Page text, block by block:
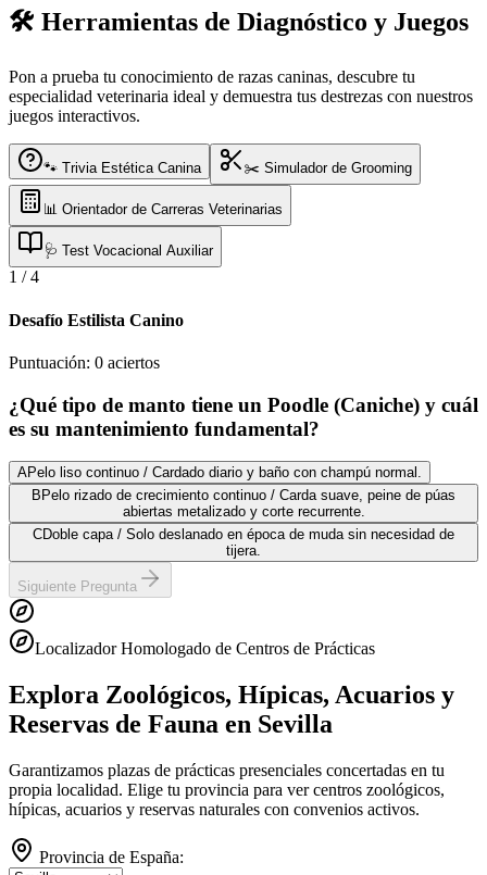
🛠️ Herramientas de Diagnóstico y Juegos
Pon a prueba tu conocimiento de razas caninas, descubre tu
especialidad veterinaria ideal y demuestra tus destrezas con nuestros
juegos interactivos.
🐾 Trivia Estética Canina ✂️ Simulador de Grooming
📊 Orientador de Carreras Veterinarias
🩺 Test Vocacional Auxiliar
1 /4
Desafío Estilista Canino
Puntuación: 0 aciertos
¿Qué tipo de manto tiene un Poodle (Caniche) y cuál
es su mantenimiento fundamental?
APelo liso continuo / Cardado diario y baño con champú normal.
B Pelo rizado de crecimiento continuo / Carda suave, peine de púas
abiertas metalizado y corte recurrente.
CDoble capa / Solo deslanado en época de muda sin necesidad de
tijera.
Siguiente Pregunta
Localizador Homologado de Centros de Prácticas
Explora Zoológicos, Hípicas, Acuarios y
Reservas de Fauna en Sevilla
Garantizamos plazas de prácticas presenciales concertadas en tu
propia localidad. Elige tu provincia para ver centros zoológicos,
hípicas, acuarios y reservas naturales con convenios activos.
Provincia de España: